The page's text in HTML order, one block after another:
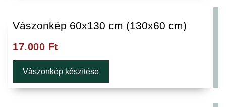
Vászonkép 60x130 cm (130x60 cm)
17.000 Ft
Vászonkép készítése